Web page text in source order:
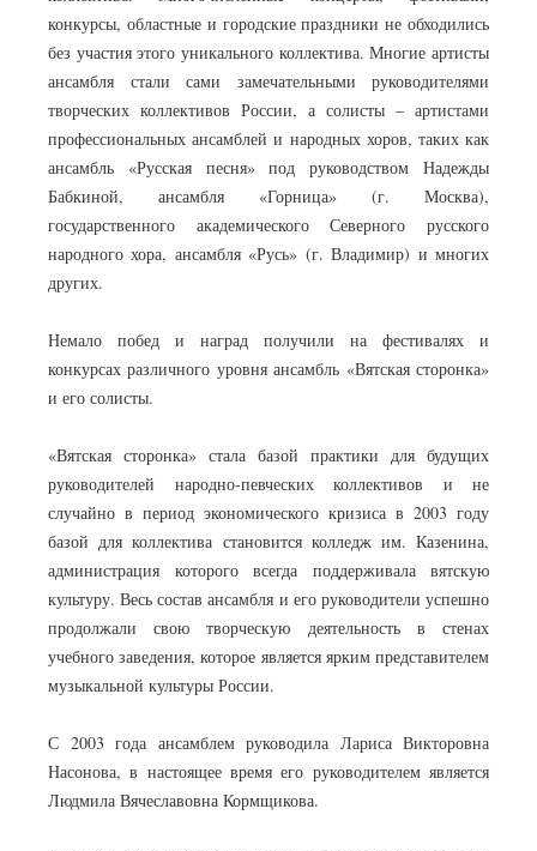
конкурсы, областные и городские праздники не обходились
без участия этого уникального коллектива. Многие артисты
ансамбля стали сами замечательными руководителями
творческих коллективов России, а солисты – артистами
профессиональных ансамблей и народных хоров, таких как
ансамбль «Русская песня» под руководством Надежды
Бабкиной, ансамбля «Горница» (г. Москва),
государственного академического Северного русского
народного хора, ансамбля «Русь» (г. Владимир) и многих
других.
Немало побед и наград получили на фестивалях и
конкурсах различного уровня ансамбль «Вятская сторонка»
и его солисты.
«Вятская сторонка» стала базой практики для будущих
руководителей народно-певческих коллективов и не
случайно в период экономического кризиса в 2003 году
базой для коллектива становится колледж им. Казенина,
администрация которого всегда поддерживала вятскую
культуру. Весь состав ансамбля и его руководители успешно
продолжали свою творческую деятельность в стенах
учебного заведения, которое является ярким представителем
музыкальной культуры России.
С 2003 года ансамблем руководила Лариса Викторовна
Насонова, в настоящее время его руководителем является
Людмила Вячеславовна Кормщикова.